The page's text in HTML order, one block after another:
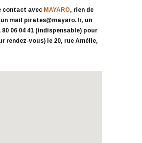
contact avec MAYARO, rien de
mail pirates@mayaro.fr, un
80 06 04 41 (indispensable) pour
rendez-vous) le 20, rue Amélie,